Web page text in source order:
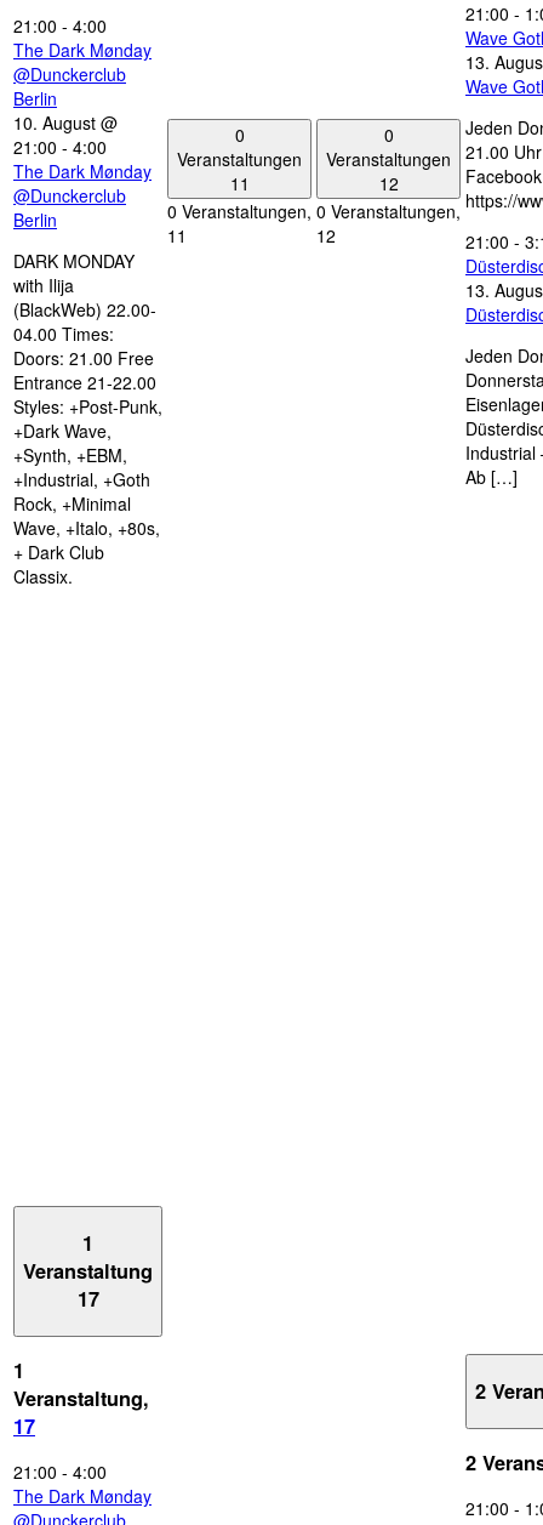
21:00 - 4:00
The Dark Mønday
@Dunckerclub
Berlin
10. August @
21:00 - 4:00
The Dark Mønday
@Dunckerclub
Berlin
DARK MONDAY
with Ilija
(BlackWeb) 22.00-
04.00 Times:
Doors: 21.00 Free
Entrance 21-22.00
Styles: +Post-Punk,
+Dark Wave,
+Synth, +EBM,
+Industrial, +Goth
Rock, +Minimal
Wave, +Italo, +80s,
+ Dark Club
Classix.
0
Veranstaltungen
11
0 Veranstaltungen,
11
0
Veranstaltungen
12
0 Veranstaltungen,
12
21:00 -
Wave
13.
Wave
Jeden
21.00
https://
21:00 -
13.
Jeden
Industrial
Ab […]
1
Veranstaltung
17
1
Veranstaltung,
17
21:00 - 4:00
The Dark Mønday
2
2
21:00 -